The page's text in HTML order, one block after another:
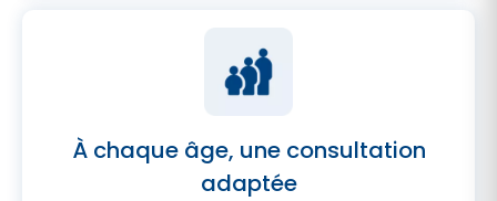
À chaque âge, une consultation
adaptée